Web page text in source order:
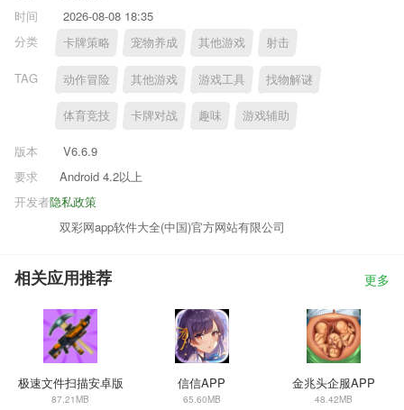
时间
2026-08-08 18:35
分类
卡牌策略 宠物养成 其他游戏 射击
TAG 动作冒险 其他游戏 游戏工具 找物解谜
体育竞技 卡牌对战 趣味 游戏辅助
版本
V6.6.9
要求
Android 4.2以上
隐私政策
开发者
双彩网app软件大全(中国)官方网站有限公司
相关应用推荐 更多
极速文件扫描安卓版
87.21MB
信信APP
65.60MB
金兆头企服APP
48.42MB